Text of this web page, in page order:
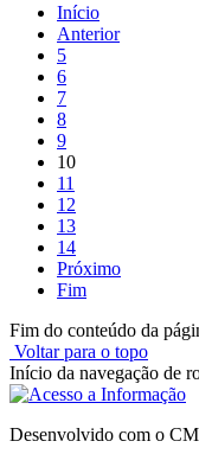
Início
Anterior
5
6
7
8
9
10
11
12
13
14
Próximo
Fim
Fim do conteúdo da
Voltar para o topo
Início da navegação de
Desenvolvido com o